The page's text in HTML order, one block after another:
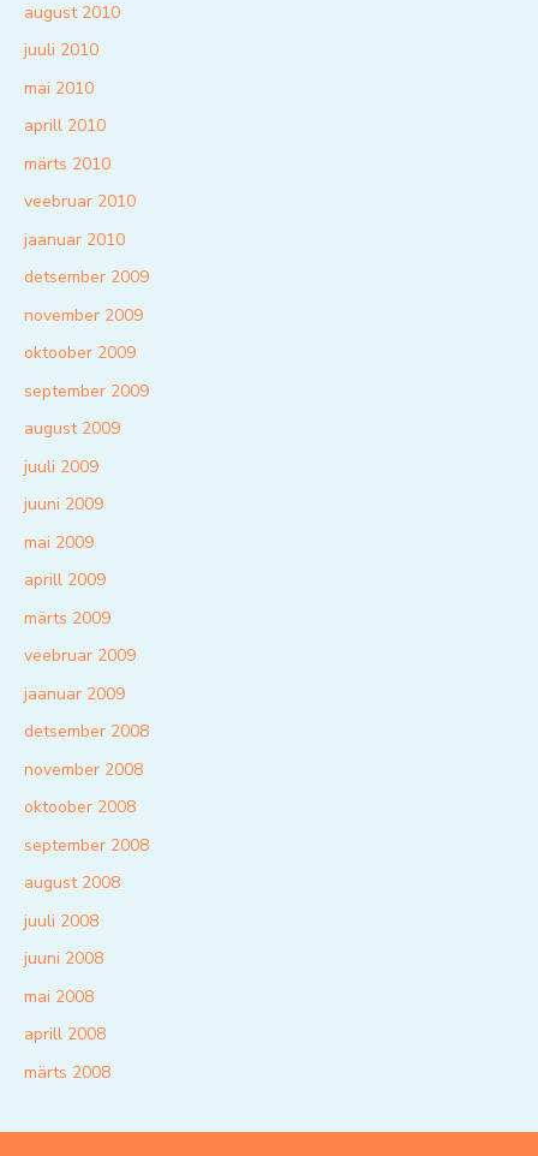
august 2010
juuli 2010
mai 2010
aprill 2010
märts 2010
veebruar 2010
jaanuar 2010
detsember 2009
november 2009
oktoober 2009
september 2009
august 2009
juuli 2009
juuni 2009
mai 2009
aprill 2009
märts 2009
veebruar 2009
jaanuar 2009
detsember 2008
november 2008
oktoober 2008
september 2008
august 2008
juuli 2008
juuni 2008
mai 2008
aprill 2008
märts 2008